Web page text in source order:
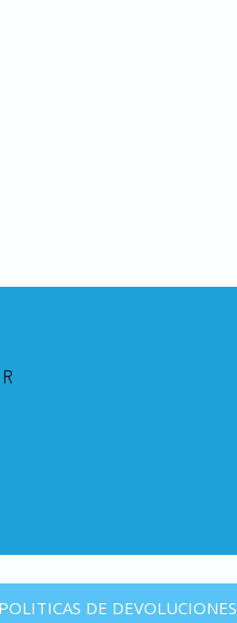
POLITICAS DE DEVOLUCIONES